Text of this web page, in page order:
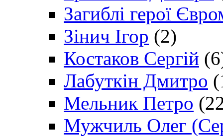
Загиблі герої
Зінич Ігор (2)
Костаков Сергій
Лабуткін Дмитро
Мельник Петро
Мужчиль Олег